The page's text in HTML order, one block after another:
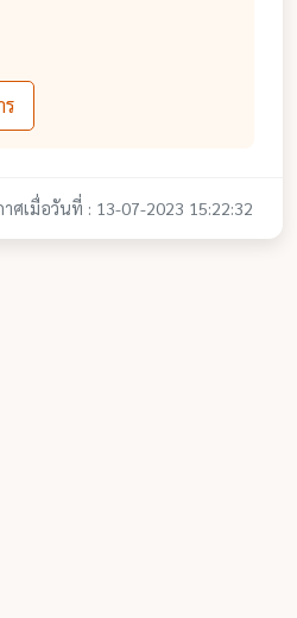
ร
ศเมื่อวันที่ : 13-07-2023 15:22:32